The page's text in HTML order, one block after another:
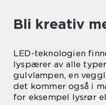
Bli kreativ
LED-teknologien
lyspærer av alle
gulvlampen, en
det kommer også i
for eksempel lysrør